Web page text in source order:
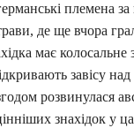
племена
де ще вчора
має
завісу
розвинулася
знахідок у